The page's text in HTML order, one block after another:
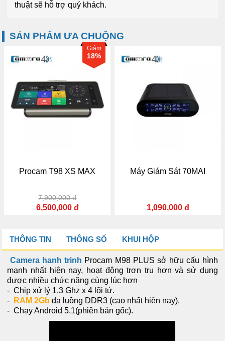
thuật sẽ hỗ trợ quý khách.
SẢN PHẨM ƯA CHUỘNG
Procam T98 XS MAX
7,900,000 đ
6,500,000 đ
Máy Giám Sát 70MAI
1,090,000 đ
THÔNG TIN THÔNG SỐ KHUI HỘP
Camera hanh trinh Procam M98 PLUS sở hữu cấu hình
mạnh nhất hiện nay, hoạt động trơn tru hơn và sử dụng
được nhiều chức năng cùng lúc hơn
- Chip xử lý 1,3 Ghz x 4 lõi tứ.
-
RAM 2Gb đa luồng DDR3 (cao nhất hiện nay).
- Chạy Android 5.1(phiên bản gốc).